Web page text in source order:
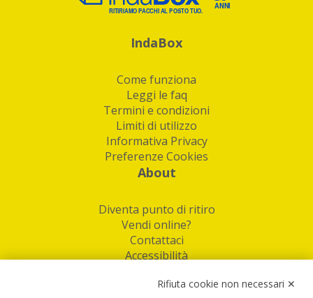
IndaBox
Come funziona
Leggi le faq
Termini e condizioni
Limiti di utilizzo
Informativa Privacy
Preferenze Cookies
About
Diventa punto di ritiro
Vendi online?
Contattaci
Accessibilità
Rifiuta cookie non necessari ✕